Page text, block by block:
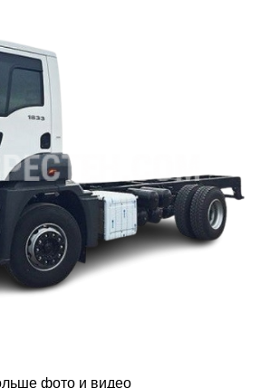
фото и видео